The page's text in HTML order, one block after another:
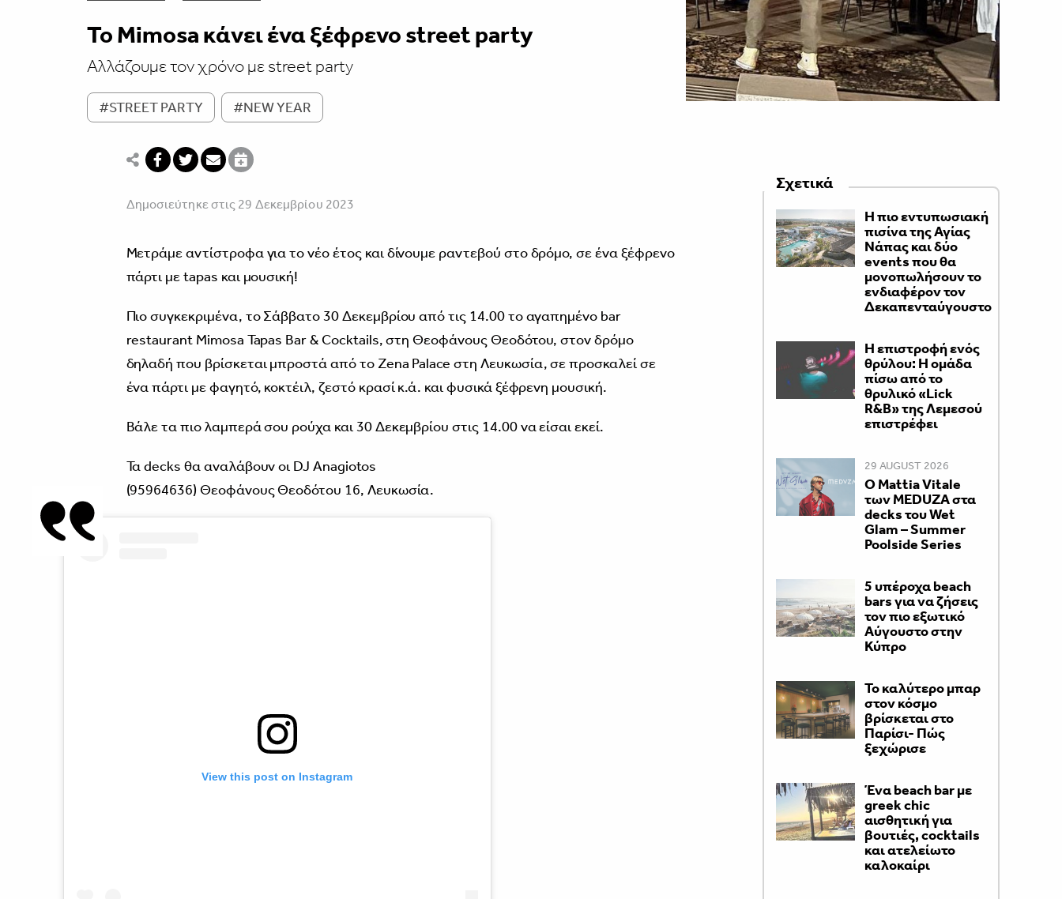
To Mimosa κάνει ένα ξέφρενο street party
Αλλάζουμε τον χρόνο με street party
#STREET PARTY #NEW YEAR
Δημοσιεύτηκε στις 29 Δεκεμβρίου 2023
Mετράμε αντίστροφα για το νέο έτος και δίνουμε ραντεβού στο δρόμο, σε ένα ξέφρενο
πάρτι με tapas και μουσική!
Πιο συγκεκριμένα, το Σάββατο 30 Δεκεμβρίου από τις 14.00 το αγαπημένο bar
restaurant Mimosa Tapas Bar & Cocktails, στη Θεοφάνους Θεοδότου, στον δρόμο
δηλαδή που βρίσκεται μπροστά από το Zena Palace στη Λευκωσία, σε προσκαλεί σε
ένα πάρτι με φαγητό, κοκτέιλ, ζεστό κρασί κ.ά. και φυσικά ξέφρενη μουσική.
Βάλε τα πιο λαμπερά σου ρούχα και 30 Δεκεμβρίου στις 14.00 να είσαι εκεί.
Τα decks θα αναλάβουν οι DJ Anagiotos
(95964636) Θεοφάνους Θεοδότου 16, Λευκωσία.
View this post on Instagram
Σχετικά
Η πιο εντυπωσιακή
πισίνα της Αγίας
Νάπας και δύο
events που θα
μονοπωλήσουν το
ενδιαφέρον τον
Δεκαπενταύγουστο
Η επιστροφή ενός
θρύλου: Η ομάδα
πίσω από το
θρυλικό «Lick
R&B» της Λεμεσού
επιστρέφει
29 AUGUST 2026
Ο Mattia Vitale
των MEDUZA στα
decks του Wet
Glam – Summer
Poolside Series
5 υπέροχα beach
bars για να ζήσεις
τον πιο εξωτικό
Αύγουστο στην
Κύπρο
Το καλύτερο μπαρ
στον κόσμο
βρίσκεται στο
Παρίσι- Πώς
ξεχώρισε
Ένα beach bar με
greek chic
αισθητική για
βουτιές, cocktails
και ατελείωτο
καλοκαίρι